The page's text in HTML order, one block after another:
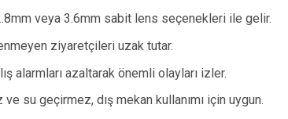
veya 3.6mm sabit lens seçenekleri ile gelir.
ziyaretçileri uzak tutar.
alarmları azaltarak önemli olayları izler.
ve su geçirmez, dış mekan kullanımı için uygun.